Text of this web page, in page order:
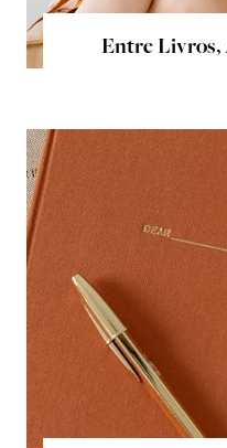
Entre Livros,